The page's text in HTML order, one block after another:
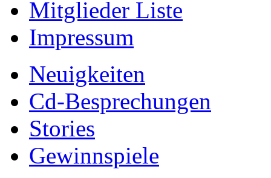
Mitglieder Liste
Impressum
Neuigkeiten
Cd-Besprechungen
Stories
Gewinnspiele